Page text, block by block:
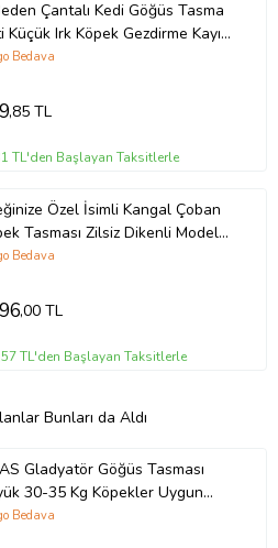
Çantalı Kedi Göğüs Tasma
Küçük Irk Köpek Gezdirme Kayışı
Tasması Kayış 120 cm (Mavi
Bedava
,85 TL
TL'den Başlayan Taksitlerle
Özel İsimli Kangal Çoban
Tasması Zilsiz Dikenli Model
Manda Derisi
Bedava
,00 TL
TL'den Başlayan Taksitlerle
Bunları da Aldı
Gladyatör Göğüs Tasması
30-35 Kg Köpekler Uygun
Bedava